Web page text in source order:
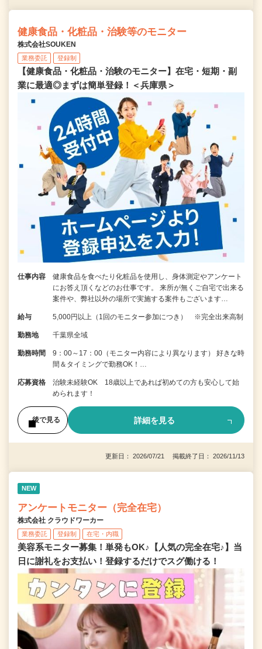
健康食品・化粧品・治験等のモニター
株式会社SOUKEN
業務委託 登録制
【健康食品・化粧品・治験のモニター】在宅・短期・副
業に最適◎まずは簡単登録！＜兵庫県＞
仕事内容
健康食品を食べたり化粧品を使用し、身体測定やアンケート
にお答え頂くなどのお仕事です。 来所が無くご自宅で出来る
案件や、弊社以外の場所で実施する案件もございます…
給与 5,000円以上（1回のモニター参加につき） ※完全出来高制
勤務地 千葉県全域
勤務時間
9：00～17：00（モニター内容により異なります） 好きな時
間＆タイミングで勤務OK！…
応募資格
治験未経験OK 18歳以上であれば初めての方も安心して始
められます！
後で見る 詳細を見る
更新日： 2026/07/21 掲載終了日： 2026/11/13
NEW
アンケートモニター（完全在宅）
株式会社 クラウドワーカー
業務委託 登録制 在宅・内職
美容系モニター募集！単発もOK♪【人気の完全在宅♪】当
日に謝礼をお支払い！登録するだけでスグ働ける！